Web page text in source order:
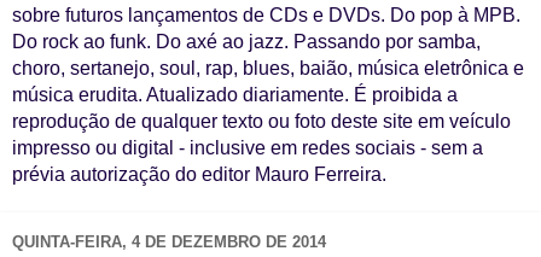
sobre futuros lançamentos de CDs e DVDs. Do pop à MPB.
Do rock ao funk. Do axé ao jazz. Passando por samba,
choro, sertanejo, soul, rap, blues, baião, música eletrônica e
música erudita. Atualizado diariamente. É proibida a
reprodução de qualquer texto ou foto deste site em veículo
impresso ou digital - inclusive em redes sociais - sem a
prévia autorização do editor Mauro Ferreira.
QUINTA-FEIRA, 4 DE DEZEMBRO DE 2014